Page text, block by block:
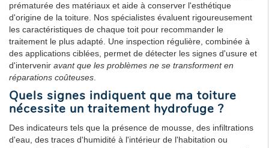
prématurée des matériaux et aide à conserver l'esthétique
d'origine de la toiture. Nos spécialistes évaluent rigoureusement
les caractéristiques de chaque toit pour recommander le
traitement le plus adapté. Une inspection régulière, combinée à
des applications ciblées, permet de détecter les signes d'usure et
d'intervenir avant que les problèmes ne se transforment en
réparations coûteuses
Quels signes indiquent que ma toiture
nécessite un traitement hydrofuge ?
Des indicateurs tels que la présence de mousse, des infiltrations
d'eau, des traces d'humidité à l'intérieur de l'habitation ou